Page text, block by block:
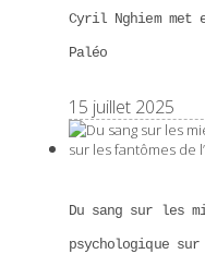
Cyril Nghiem met
Paléo
15 juillet 2025
Du sang sur les
psychologique